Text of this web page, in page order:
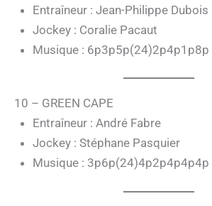
Entraîneur : Jean-Philippe Dubois
Jockey : Coralie Pacaut
Musique : 6p3p5p(24)2p4p1p8p
10 – GREEN CAPE
Entraîneur : André Fabre
Jockey : Stéphane Pasquier
Musique : 3p6p(24)4p2p4p4p4p